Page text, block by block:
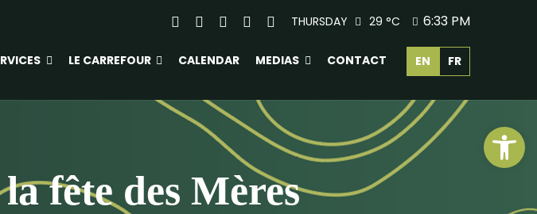
THURSDAY 29 °C 6:33 PM
LE CARREFOUR CALENDAR MEDIAS CONTACT EN FR
fête des Mères